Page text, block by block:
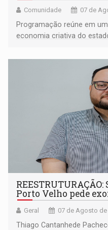
Comunidade 07 de
Programação reúne em
economia criativa do
Porto Velho pede
Geral 07 de Agosto de
Thiago Cantanhede